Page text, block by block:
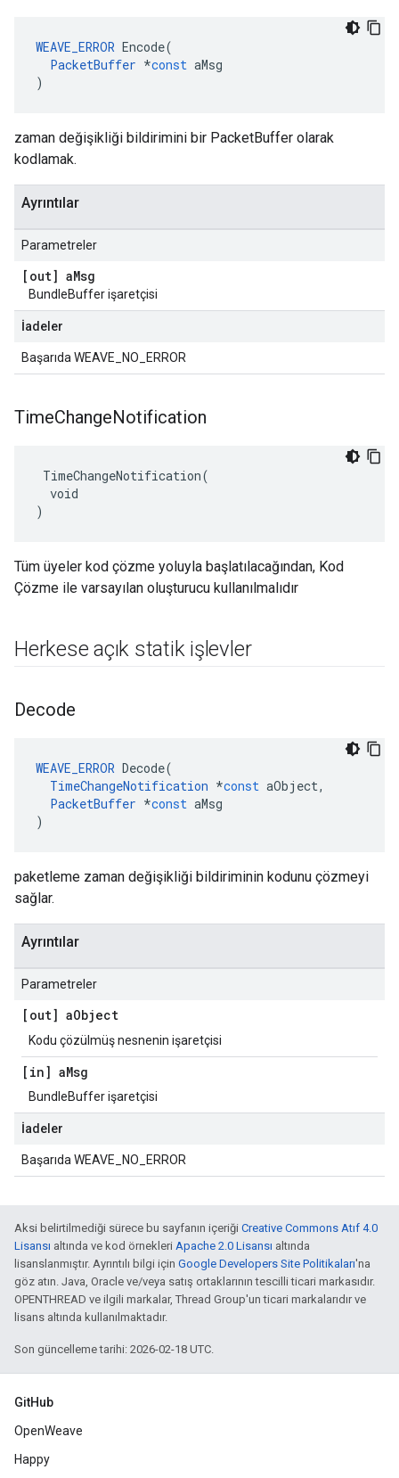
WEAVE_ERROR Encode(
PacketBuffer *const aMsg
)
zaman değişikliği bildirimini bir PacketBuffer olarak
kodlamak.
Ayrıntılar
Parametreler
[out] aMsg
BundleBuffer işaretçisi
İadeler
Başarıda WEAVE_NO_ERROR
TimeChangeNotification
TimeChangeNotification(
  void
)
Tüm üyeler kod çözme yoluyla başlatılacağından, Kod
Çözme ile varsayılan oluşturucu kullanılmalıdır
Herkese açık statik işlevler
Decode
WEAVE_ERROR Decode(
TimeChangeNotification *const aObject,
PacketBuffer *const aMsg
)
paketleme zaman değişikliği bildiriminin kodunu çözmeyi
sağlar.
Ayrıntılar
Parametreler
[out] aObject
Kodu çözülmüş nesnenin işaretçisi
[in] aMsg
BundleBuffer işaretçisi
İadeler
Başarıda WEAVE_NO_ERROR
Aksi belirtilmediği sürece bu sayfanın içeriği Creative Commons Atıf 4.0
Lisansı altında ve kod örnekleri Apache 2.0 Lisansı altında
lisanslanmıştır. Ayrıntılı bilgi için Google Developers Site Politikaları'na
göz atın. Java, Oracle ve/veya satış ortaklarının tescilli ticari markasıdır.
OPENTHREAD ve ilgili markalar, Thread Group'un ticari markalarıdır ve
lisans altında kullanılmaktadır.
Son güncelleme tarihi: 2026-02-18 UTC.
GitHub
OpenWeave
Happy